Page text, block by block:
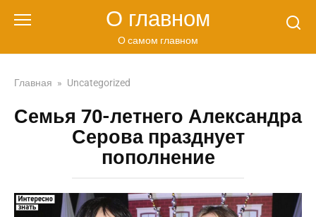
О главном
О самом главном
Главная » Uncategorized
Семья 70-летнего Александра
Серова празднует
пополнение